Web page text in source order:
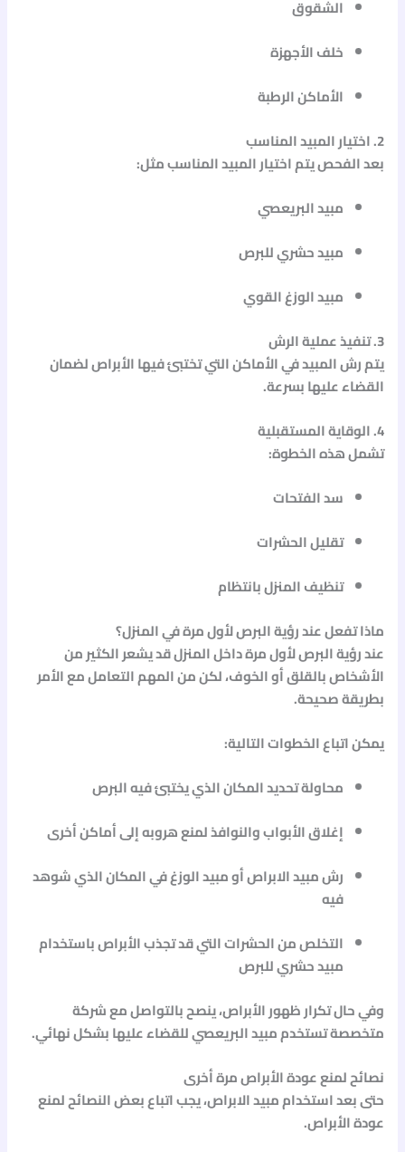
الشقوق
خلف الأجهزة
الأماكن الرطبة
2. اختيار المبيد المناسب
بعد الفحص يتم اختيار المبيد المناسب مثل:
مبيد البريعصي
مبيد حشري للبرص
مبيد الوزغ القوي
3. تنفيذ عملية الرش
يتم رش المبيد في الأماكن التي تختبئ فيها الأبراص لضمان
القضاء عليها بسرعة.
4. الوقاية المستقبلية
تشمل هذه الخطوة:
سد الفتحات
تقليل الحشرات
تنظيف المنزل بانتظام
ماذا تفعل عند رؤية البرص لأول مرة في المنزل؟
عند رؤية البرص لأول مرة داخل المنزل قد يشعر الكثير من
الأشخاص بالقلق أو الخوف، لكن من المهم التعامل مع الأمر
بطريقة صحيحة.
يمكن اتباع الخطوات التالية:
محاولة تحديد المكان الذي يختبئ فيه البرص
إغلاق الأبواب والنوافذ لمنع هروبه إلى أماكن أخرى
رشمبيد الابراصأومبيد الوزغفي المكان الذي شوهد
فيه
التخلص من الحشرات التي قد تجذب الأبراص باستخدام
مبيد حشري للبرص
وفي حال تكرار ظهور الأبراص، ينصح بالتواصل مع شركة
متخصصة تستخدممبيد البريعصيللقضاء عليها بشكل نهائي.
نصائح لمنع عودة الأبراص مرة أخرى
حتى بعد استخداممبيد الابراص، يجب اتباع بعض النصائح لمنع
عودة الأبراص.